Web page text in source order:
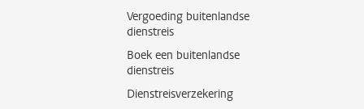
Vergoeding buitenlandse
dienstreis
Boek een buitenlandse
dienstreis
Dienstreisverzekering